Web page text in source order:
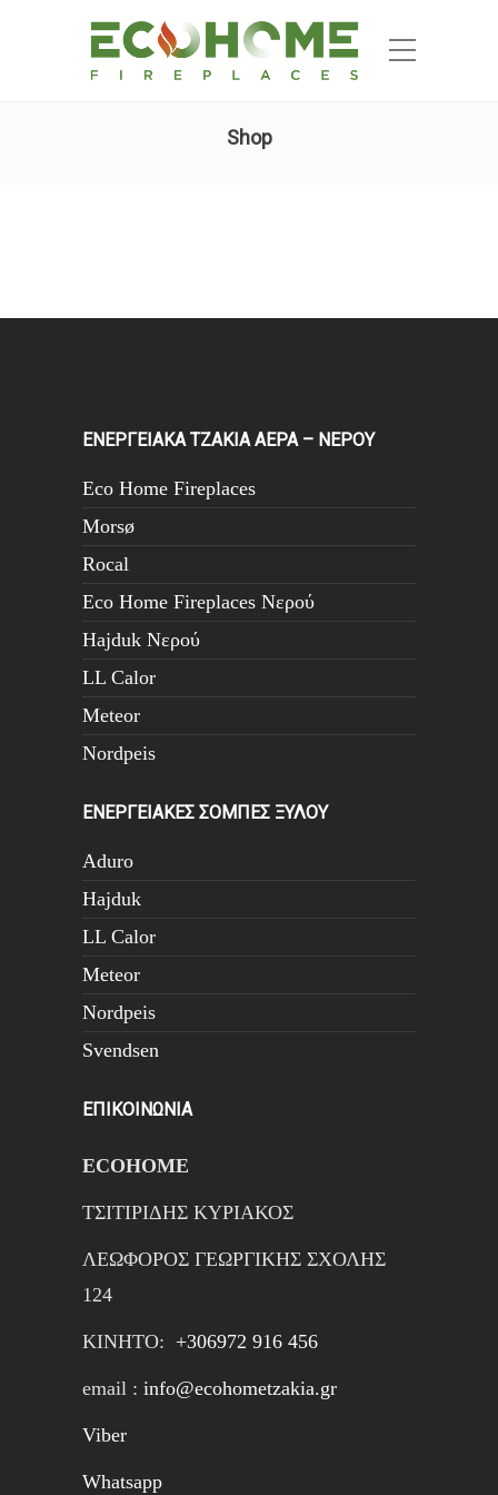
Shop
ΕΝΕΡΓΕΙΑΚΑ ΤΖΑΚΙΑ ΑΕΡΑ – ΝΕΡΟΥ
Eco Home Fireplaces
Morsø
Rocal
Eco Home Fireplaces Νερού
Hajduk Νερού
LL Calor
Meteor
Nordpeis
ΕΝΕΡΓΕΙΑΚΕΣ ΣΟΜΠΕΣ ΞΥΛΟΥ
Aduro
Hajduk
LL Calor
Meteor
Nordpeis
Svendsen
ΕΠΙΚΟΙΝΩΝΙΑ
ECOHOME
ΤΣΙΤΙΡΙΔΗΣ ΚΥΡΙΑΚΟΣ
ΛΕΩΦΟΡΟΣ ΓΕΩΡΓΙΚΗΣ ΣΧΟΛΗΣ
124
ΚΙΝΗTΟ: +306972 916 456
email : info@ecohometzakia.gr
Viber
Whatsapp